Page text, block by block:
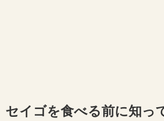
セイゴを食べる前に知っ